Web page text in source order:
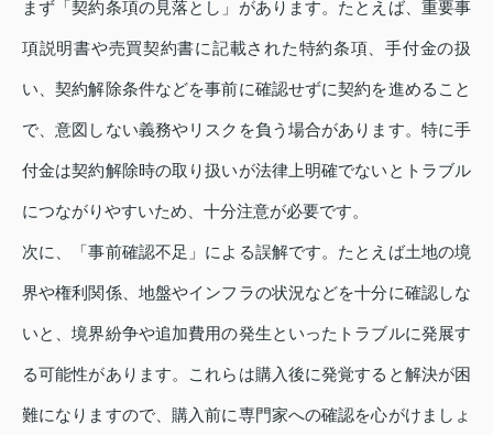
まず「契約条項の見落とし」があります。たとえば、重要事
項説明書や売買契約書に記載された特約条項、手付金の扱
い、契約解除条件などを事前に確認せずに契約を進めること
で、意図しない義務やリスクを負う場合があります。特に手
付金は契約解除時の取り扱いが法律上明確でないとトラブル
につながりやすいため、十分注意が必要です。
次に、「事前確認不足」による誤解です。たとえば土地の境
界や権利関係、地盤やインフラの状況などを十分に確認しな
いと、境界紛争や追加費用の発生といったトラブルに発展す
る可能性があります。これらは購入後に発覚すると解決が困
難になりますので、購入前に専門家への確認を心がけましょ